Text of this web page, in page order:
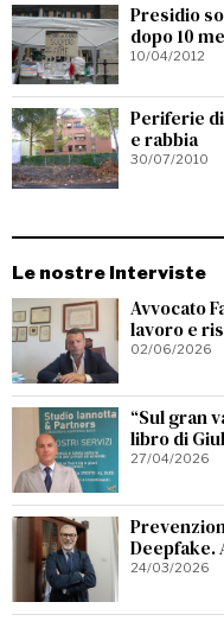
Presidio
dopo 10
10/04/2012
Periferie
e rabbia
30/07/2010
Le nostre Interviste
Avvocato
lavoro e
02/06/2026
“Sul gran
libro di
27/04/2026
Deepfake.
24/03/2026